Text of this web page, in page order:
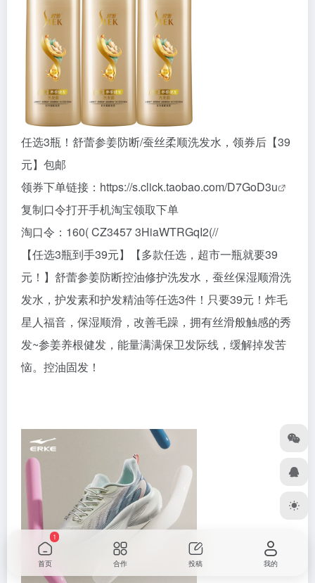
任选3瓶！舒蕾参姜防断/蚕丝柔顺洗发水，领券后【39
元】包邮
领券下单链接： https://s.click.taobao.com/D7GoD3u
复制口令打开手机淘宝领取下单
淘口令：160( CZ3457 3HiaWTRGqI2(//
【任选3瓶到手39元】【多款任选，超市一瓶就要39
元！】舒蕾参姜防断控油修护洗发水，蚕丝保湿顺滑洗
发水，护发素和护发精油等任选3件！只要39元！炸毛
星人福音，保湿顺滑，改善毛躁，拥有丝滑般触感的秀
发~参姜养根健发，能量满满保卫发际线，缓解掉发苦
恼。控油固发！
首页
1
合作 投稿 我的